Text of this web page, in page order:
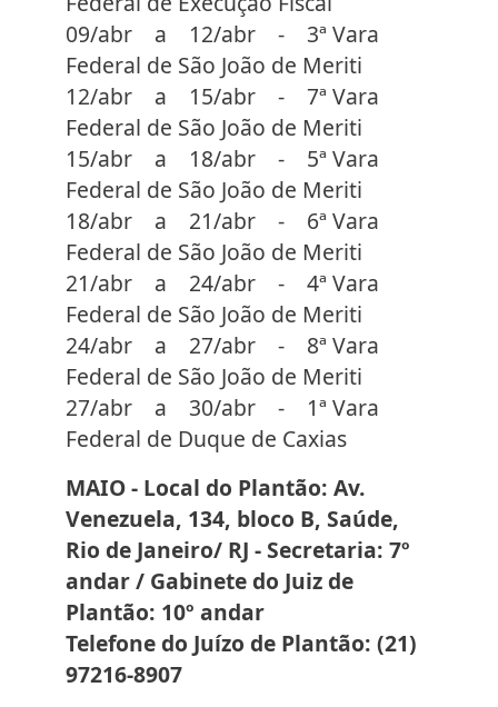
09/abr a 12/abr - 3ª Vara
Federal de São João de Meriti
12/abr a 15/abr - 7ª Vara
Federal de São João de Meriti
15/abr a 18/abr - 5ª Vara
Federal de São João de Meriti
18/abr a 21/abr - 6ª Vara
Federal de São João de Meriti
21/abr a 24/abr - 4ª Vara
Federal de São João de Meriti
24/abr a 27/abr - 8ª Vara
Federal de São João de Meriti
27/abr a 30/abr - 1ª Vara
Federal de Duque de Caxias
MAIO - Local do Plantão: Av.
Venezuela, 134, bloco B, Saúde,
Rio de Janeiro/ RJ - Secretaria: 7º
andar / Gabinete do Juiz de
Plantão: 10º andar
Telefone do Juízo de Plantão: (21)
97216-8907